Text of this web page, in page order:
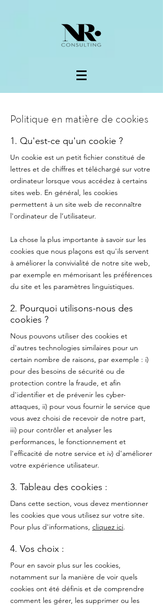
Politique en matière de cookies
1. Qu'est-ce qu'un cookie ?
Un cookie est un petit fichier constitué de
lettres et de chiffres et téléchargé sur votre
ordinateur lorsque vous accédez à certains
sites web. En général, les cookies
permettent à un site web de reconnaître
l'ordinateur de l’utilisateur.
La chose la plus importante à savoir sur les
cookies que nous plaçons est qu'ils servent
à améliorer la convivialité de notre site web,
par exemple en mémorisant les préférences
du site et les paramètres linguistiques.
2. Pourquoi utilisons-nous des
cookies ?
Nous pouvons utiliser des cookies et
d'autres technologies similaires pour un
certain nombre de raisons, par exemple : i)
pour des besoins de sécurité ou de
protection contre la fraude, et afin
d'identifier et de prévenir les cyber-
attaques, ii) pour vous fournir le service que
vous avez choisi de recevoir de notre part,
iii) pour contrôler et analyser les
performances, le fonctionnement et
l'efficacité de notre service et iv) d'améliorer
votre expérience utilisateur.
3. Tableau des cookies :
Dans cette section, vous devez mentionner
les cookies que vous utilisez sur votre site.
Pour plus d'informations, cliquez ici.
4. Vos choix :
Pour en savoir plus sur les cookies,
notamment sur la manière de voir quels
cookies ont été définis et de comprendre
comment les gérer, les supprimer ou les